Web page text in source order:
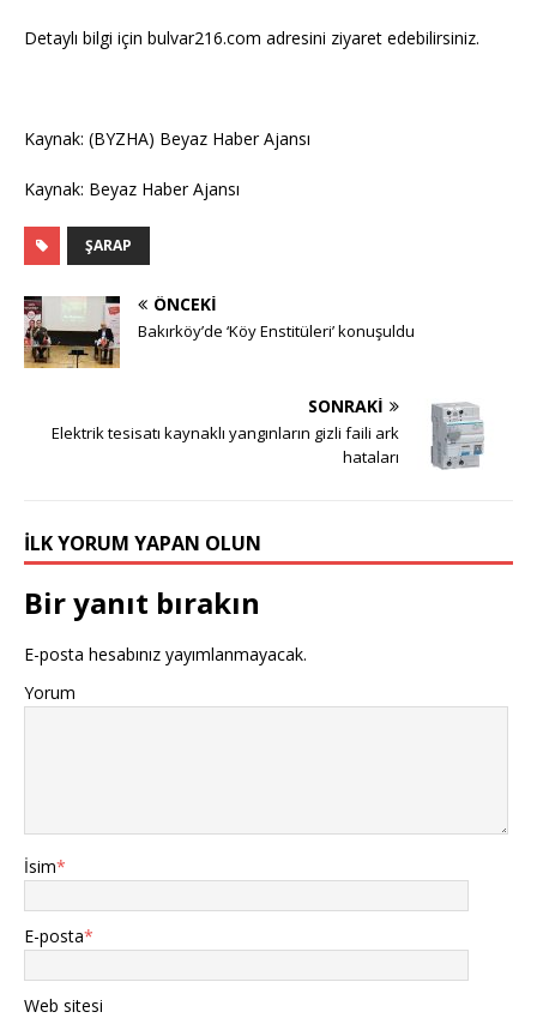
Detaylı bilgi için bulvar216.com adresini ziyaret edebilirsiniz.
Kaynak: (BYZHA) Beyaz Haber Ajansı
Kaynak: Beyaz Haber Ajansı
ŞARAP
ÖNCEKI
Bakırköy’de ‘Köy Enstitüleri’ konuşuldu
SONRAKI
Elektrik tesisatı kaynaklı yangınların gizli faili ark
hataları
İLK YORUM YAPAN OLUN
Bir yanıt bırakın
E-posta hesabınız yayımlanmayacak.
Yorum
İsim*
E-posta*
Web sitesi